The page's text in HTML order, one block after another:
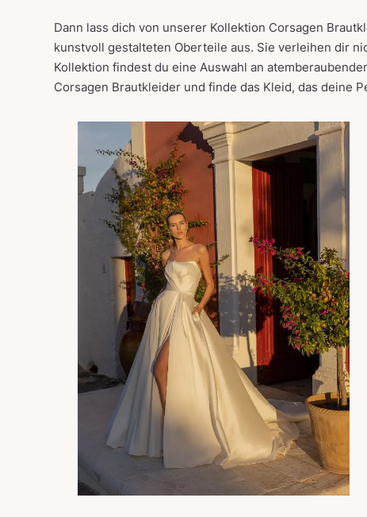
Dann lass dich von unserer Kollektion Corsagen
kunstvoll gestalteten Oberteile aus. Sie verleihen dir
Kollektion findest du eine Auswahl an
Corsagen Brautkleider und finde das Kleid, das deine